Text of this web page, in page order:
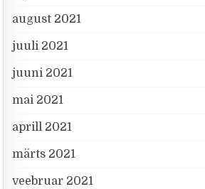
august 2021
juuli 2021
juuni 2021
mai 2021
aprill 2021
märts 2021
veebruar 2021